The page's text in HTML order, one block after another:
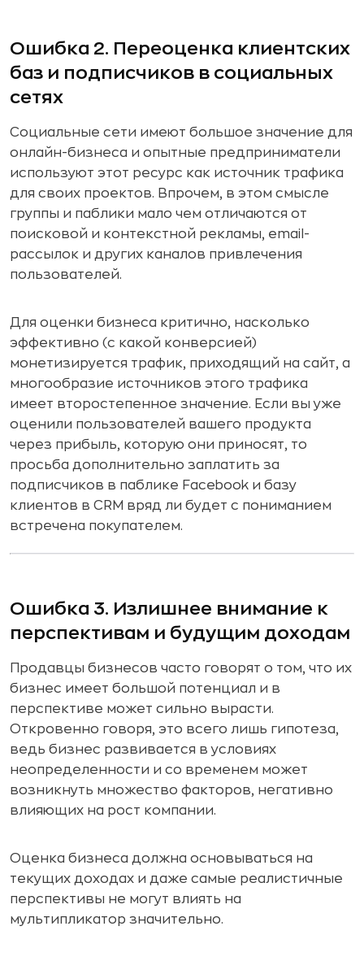
Ошибка 2. Переоценка клиентских
баз и подписчиков в социальных
сетях
Социальные сети имеют большое значение для
онлайн-бизнеса и опытные предприниматели
используют этот ресурс как источник трафика
для своих проектов. Впрочем, в этом смысле
группы и паблики мало чем отличаются от
поисковой и контекстной рекламы, email-
рассылок и других каналов привлечения
пользователей.
Для оценки бизнеса критично, насколько
эффективно (с какой конверсией)
монетизируется трафик, приходящий на сайт, а
многообразие источников этого трафика
имеет второстепенное значение. Если вы уже
оценили пользователей вашего продукта
через прибыль, которую они приносят, то
просьба дополнительно заплатить за
подписчиков в паблике Facebook и базу
клиентов в CRM вряд ли будет с пониманием
встречена покупателем.
Ошибка 3. Излишнее внимание к
перспективам и будущим доходам
Продавцы бизнесов часто говорят о том, что их
бизнес имеет большой потенциал и в
перспективе может сильно вырасти.
Откровенно говоря, это всего лишь гипотеза,
ведь бизнес развивается в условиях
неопределенности и со временем может
возникнуть множество факторов, негативно
влияющих на рост компании.
Оценка бизнеса должна основываться на
текущих доходах и даже самые реалистичные
перспективы не могут влиять на
мультипликатор значительно.